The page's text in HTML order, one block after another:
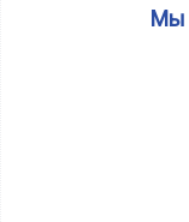
Мы